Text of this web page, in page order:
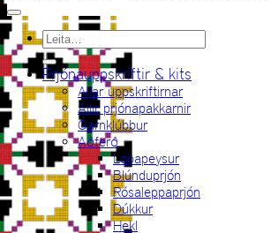
Leita
eftir:
Prjónauppskriftir & kits
Allar uppskriftirnar
Allir prjónapakkarnir
Garnklúbbur
Aðferð
Lopapeysur
Blúnduprjón
Rósaleppaprjón
Dúkkur
Hekl